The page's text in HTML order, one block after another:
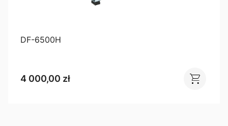
DF-6500H
4 000,00 zł